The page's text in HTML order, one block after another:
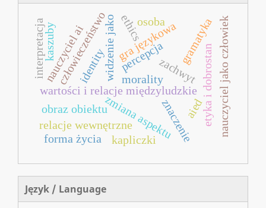
człowieczeństwo percepcja
wartości i relacje międzyludzkie etyka i dobrostan
zachwyt
widzenie jako
zmiana aspektu
obraz obiektu
gramatyka
nauczyciel ai
znaczenie
interpretacja
relacje wewnętrzne nauczyciel jako człowiek
aied
gra językowa
identity
ethics
morality
osoba
kapliczki
kaszuby
forma życia
Język / Language